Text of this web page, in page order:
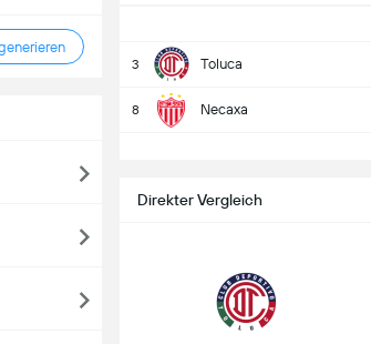
3 Toluca
8 Necaxa
Direkter Vergleich